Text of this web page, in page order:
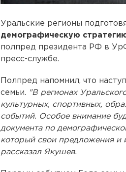
Уральские регионы
демографическую
полпред президента РФ в
пресс-службе.
Полпред напомнил, что
семьи. "В регионах
культурных, спортивных,
событий. Особое внимание
документа по
который свои предложения и
рассказал Якушев.